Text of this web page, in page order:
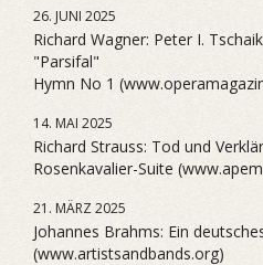
26. JUNI 2025
Richard Wagner: Peter I.
"Parsifal"
Hymn No 1
14. MAI 2025
Richard Strauss: Tod und
Rosenkavalier-Suite
21. MÄRZ 2025
Johannes Brahms: Ein
(www.artistsandbands.org)